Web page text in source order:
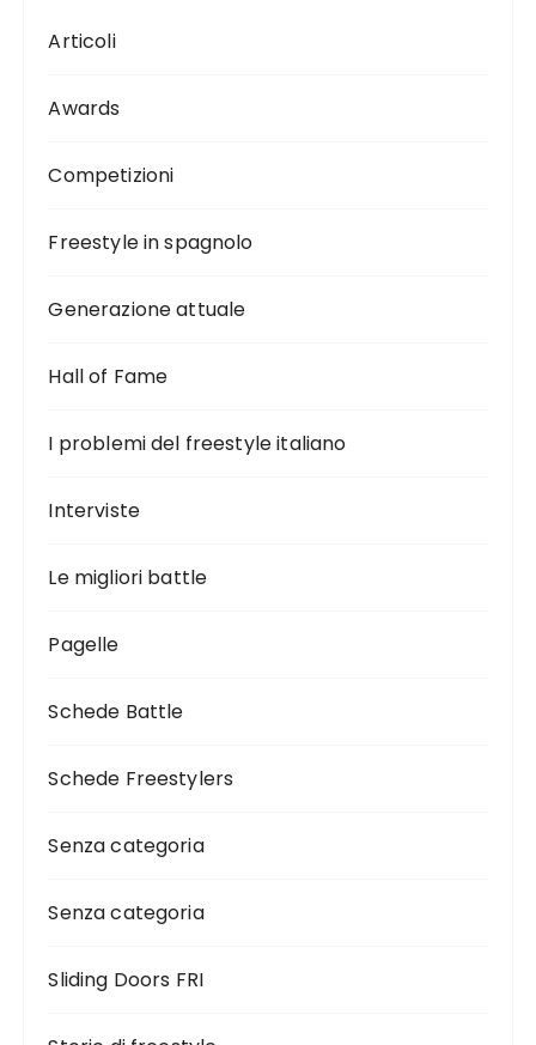
Articoli
Awards
Competizioni
Freestyle in spagnolo
Generazione attuale
Hall of Fame
I problemi del freestyle italiano
Interviste
Le migliori battle
Pagelle
Schede Battle
Schede Freestylers
Senza categoria
Senza categoria
Sliding Doors FRI